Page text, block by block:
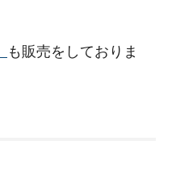
も販売をしておりま